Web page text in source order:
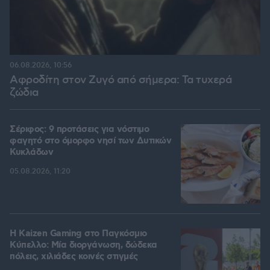
Αφροδίτη στον Ζυγό από σήμερα: Τα τυχερά
ζώδια
06.08.2026, 10:56
Σέριφος: 9 προτάσεις για νόστιμο
φαγητό στο όμορφο νησί των Δυτικών
Κυκλάδων
05.08.2026, 11:20
H Kaizen Gaming στο Παγκόσμιο
Kύπελλο: Μία διοργάνωση, δώδεκα
πόλεις, χιλιάδες κοινές στιγμές